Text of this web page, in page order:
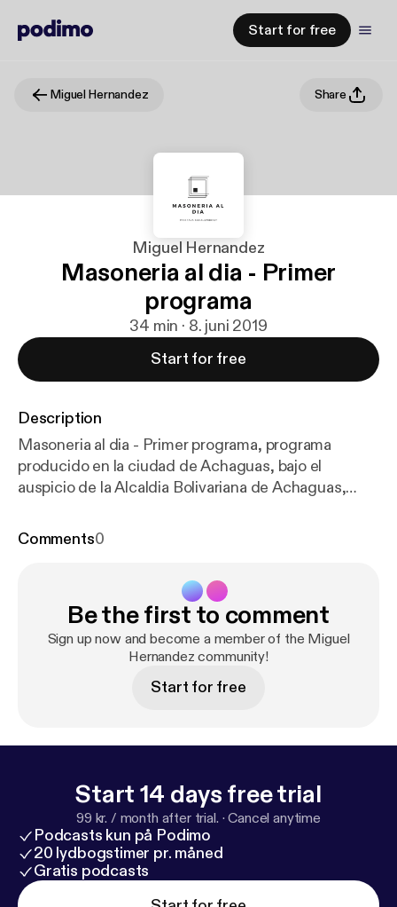
Start for free
Miguel Hernandez Share
Miguel Hernandez
Masoneria al dia - Primer
programa
34 min · 8. juni 2019
Start for free
Description
Masoneria al dia - Primer programa, programa
producido en la ciudad de Achaguas, bajo el
auspicio de la Alcaldia Bolivariana de Achaguas,
desempeña la masoneria en Achaguas.
Comments0
Be the first to comment
Sign up now and become a member of the Miguel
Hernandez community!
Start for free
Start 14 days free trial
99 kr. / month after trial. ·Cancel anytime
Podcasts kun på Podimo
20 lydbogstimer pr. måned
Gratis podcasts